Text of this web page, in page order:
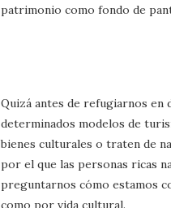
patrimonio como fondo de
Quizá antes de refugiarnos en
determinados modelos de
bienes culturales o traten de
por el que las personas ricas
preguntarnos cómo estamos
como por vida cultural.